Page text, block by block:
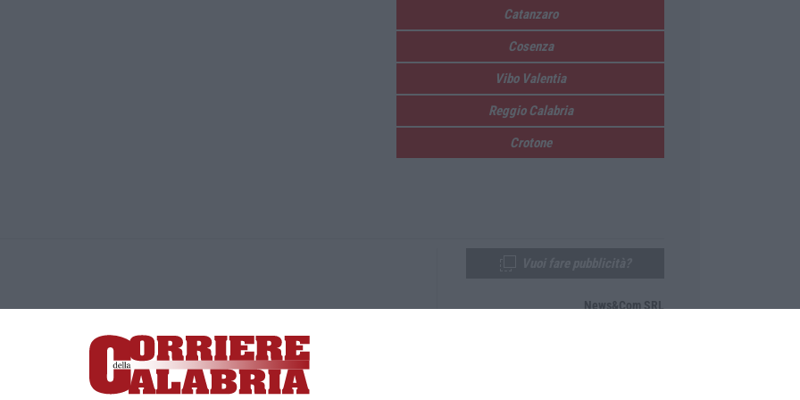
Catanzaro
Cosenza
Vibo Valentia
Reggio Calabria
Crotone
Lamezia Terme (CZ)
responsabile Paola Militano |Privacy
News&Com SRL